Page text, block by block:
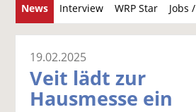
News Interview WRP Star Jobs
19.02.2025
Veit lädt zur
Hausmesse ein